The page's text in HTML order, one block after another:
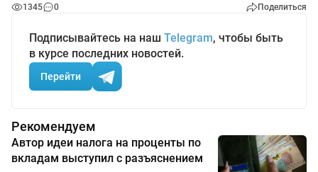
1345 0 Поделиться
Подписывайтесь на наш Telegram, чтобы быть
в курсе последних новостей.
Перейти
Рекомендуем
Автор идеи налога на проценты по
вкладам выступил с разъяснением